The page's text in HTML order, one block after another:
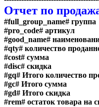
Отчет по
#full_group_name# группа
#pro_code# артикул
#good_name#
#qty# количество
#cost# сумма
#disc# скидка
#gq# Итого количество
#gc# Итого сумма
#gd# Итого скидка
#rem# остаток товара на